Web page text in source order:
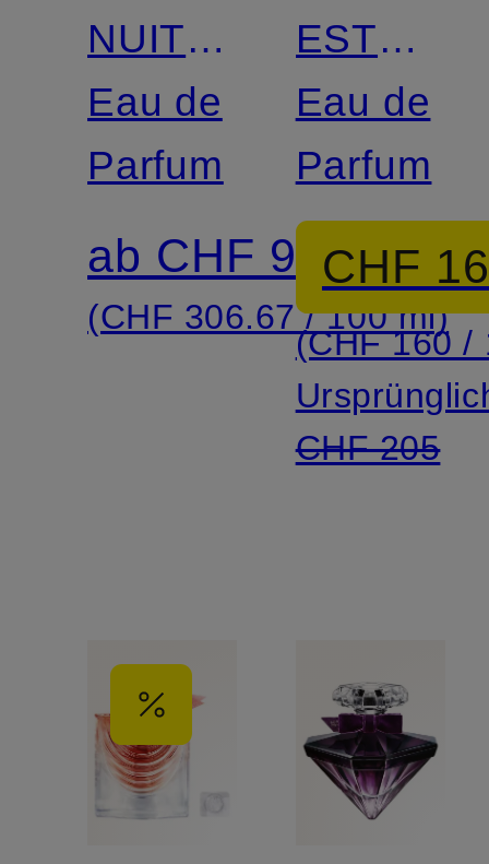
NUIT
TRÉSOR
Eau de
Parfum
ab CHF 92
(CHF 306.67 / 100 ml)
EST
BELLE
Eau de
Parfum
CHF
(CHF 160 /
CHF 205